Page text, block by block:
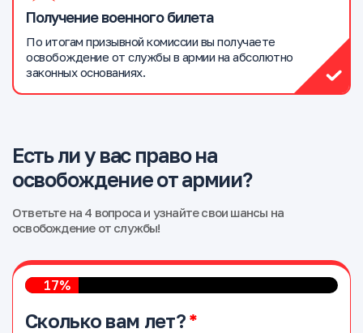
Получение военного билета
По итогам призывной комиссии вы получаете
освобождение от службы в армии на абсолютно
законных основаниях.
Есть ли у вас право на
освобождение от армии?
Ответьте на 4 вопроса и узнайте свои шансы на
освобождение от службы!
17%
Сколько вам лет?